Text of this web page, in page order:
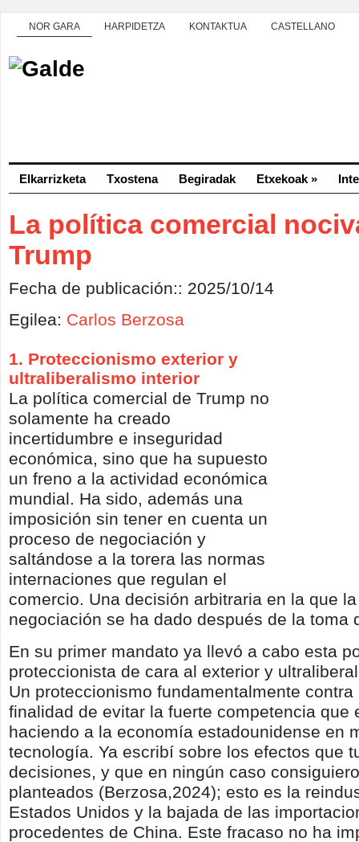
NOR GARA HARPIDETZA KONTAKTUA CASTELLANO
Elkarrizketa Txostena Begiradak Etxekoak »
La política comercial
Trump
Fecha de publicación:: 2025/10/14
Egilea: Carlos Berzosa
1. Proteccionismo exterior y
ultraliberalismo interior
La política comercial de Trump no
solamente ha creado
incertidumbre e inseguridad
económica, sino que ha supuesto
un freno a la actividad económica
mundial. Ha sido, además una
imposición sin tener en cuenta un
proceso de negociación y
saltándose a la torera las normas
internaciones que regulan el
comercio. Una decisión arbitraria en la que
negociación se ha dado después de la toma
En su primer mandato ya llevó a cabo esta
proteccionista de cara al exterior y
Un proteccionismo fundamentalmente
finalidad de evitar la fuerte competencia que
haciendo a la economía estadounidense en
tecnología. Ya escribí sobre los efectos que
decisiones, y que en ningún caso
planteados (Berzosa,2024); esto es la
Estados Unidos y la bajada de las
procedentes de China. Este fracaso no ha